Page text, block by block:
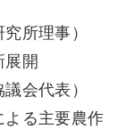
所理事）
開
会代表）
る主要農作